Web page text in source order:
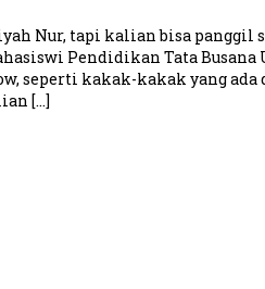
Nur, tapi kalian bisa panggil
Pendidikan Tata
seperti kakak-kakak yang
[…]